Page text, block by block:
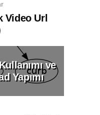
Video Url
ve
Yapımı